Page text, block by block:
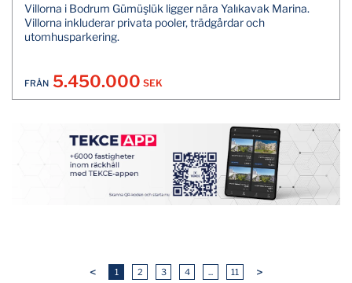
Villorna i Bodrum Gümüşlük ligger nära Yalıkavak Marina.
Villorna inkluderar privata pooler, trädgårdar och
utomhusparkering.
FRÅN 5.450.000 SEK
< 1 2 3 4 ... 11 >